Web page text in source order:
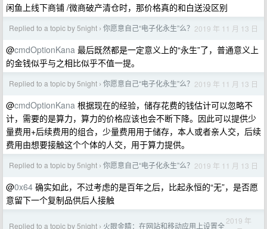
闲鱼上线下商铺 /微商破产清仓时，那价格真的和白送没区别
Replied to a topic by 5night › 你愿意自己“电子化永生”么？ 2019 年 11 月 13 日
@cmdOptionKana 最后既然都是一定意义上的“永生”了，普通意义上
的金钱似乎与之相比似乎不值一提。
Replied to a topic by 5night › 你愿意自己“电子化永生”么？ 2019 年 11 月 13 日
@cmdOptionKana 根据现在的经验，储存花费的钱估计可以忽略不
计，需要的是算力，算力的价格应该也会不断下降。因此可以提供少
量费用+后续费用的组合，少量费用用于储存，本人或者亲人交，后续
费用由想要接触这个个体的人交，用于算力提供。
Replied to a topic by 5night › 你愿意自己“电子化永生”么？ 2019 年 11 月 13 日
@0x64 确实如此，不过考虑的是百年之后，比起永恒的“无”，是否愿
意留下一个复制品供后人接触
Replied to a topic by 5night › 火眼金睛：在网站和移动应用上设置全2019 年